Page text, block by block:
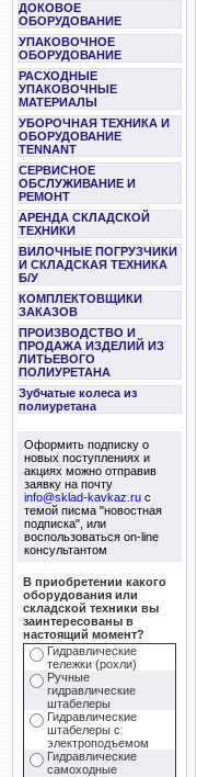
ДОКОВОЕ
ОБОРУДОВАНИЕ
УПАКОВОЧНОЕ
ОБОРУДОВАНИЕ
РАСХОДНЫЕ
УПАКОВОЧНЫЕ
МАТЕРИАЛЫ
УБОРОЧНАЯ ТЕХНИКА И
ОБОРУДОВАНИЕ
TENNANT
СЕРВИСНОЕ
ОБСЛУЖИВАНИЕ И
РЕМОНТ
АРЕНДА СКЛАДСКОЙ
ТЕХНИКИ
ВИЛОЧНЫЕ ПОГРУЗЧИКИ
И СКЛАДСКАЯ ТЕХНИКА
Б/У
КОМПЛЕКТОВЩИКИ
ЗАКАЗОВ
ПРОИЗВОДСТВО И
ПРОДАЖА ИЗДЕЛИЙ ИЗ
ЛИТЬЕВОГО
ПОЛИУРЕТАНА
Зубчатые колеса из
полиуретана
Оформить подписку о
новых поступлениях и
акциях можно отправив
заявку на почту
info@sklad-kavkaz.ruс
темой писма "новостная
подписка", или
воспользоваться on-line
консультантом
В приобретении какого
оборудования или
складской техники вы
заинтересованы в
настоящий момент?
Гидравлические
тележки (рохли)
Ручные
гидравлические
штабелеры
Гидравлические
штабелеры с
электроподъемом
Гидравлические
самоходные